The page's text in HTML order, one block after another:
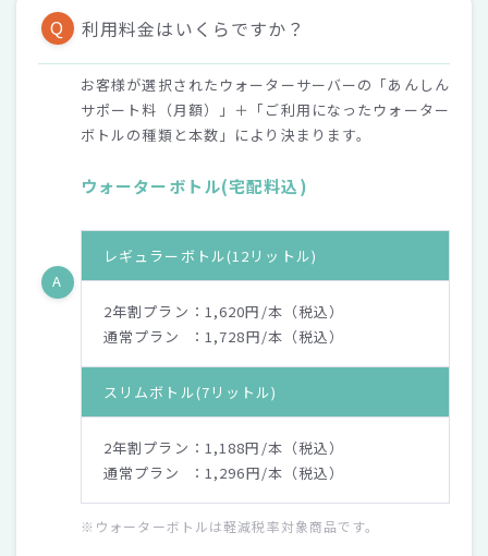
Q 利用料金はいくらですか？
A
お客様が選択されたウォーターサーバーの「あんしん
サポート料（月額）」＋「ご利用になったウォーター
ボトルの種類と本数」により決まります。
ウォーターボトル(宅配料込)
レギュラーボトル(12リットル)
2年割プラン：1,620円/本（税込）
通常プラン ：1,728円/本（税込）
スリムボトル(7リットル)
2年割プラン：1,188円/本（税込）
通常プラン ：1,296円/本（税込）
※ウォーターボトルは軽減税率対象商品です。